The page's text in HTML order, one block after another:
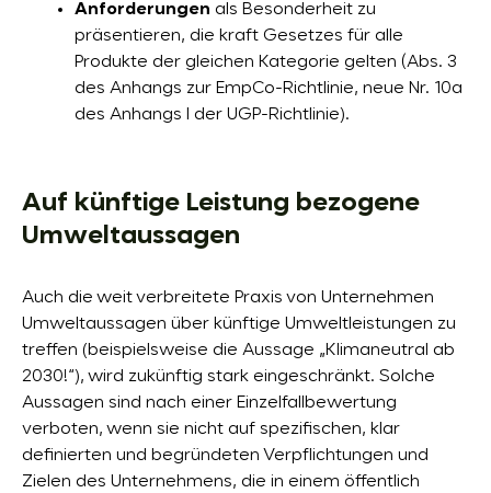
Anforderungen als Besonderheit zu
präsentieren, die kraft Gesetzes für alle
Produkte der gleichen Kategorie gelten (Abs. 3
des Anhangs zur EmpCo-Richtlinie, neue Nr. 10a
des Anhangs I der UGP-Richtlinie).
Auf künftige Leistung bezogene
Umweltaussagen
Auch die weit verbreitete Praxis von Unternehmen
Umweltaussagen über künftige Umweltleistungen zu
treffen (beispielsweise die Aussage „Klimaneutral ab
2030!“), wird zukünftig stark eingeschränkt. Solche
Aussagen sind nach einer Einzelfallbewertung
verboten, wenn sie nicht auf spezifischen, klar
definierten und begründeten Verpflichtungen und
Zielen des Unternehmens, die in einem öffentlich